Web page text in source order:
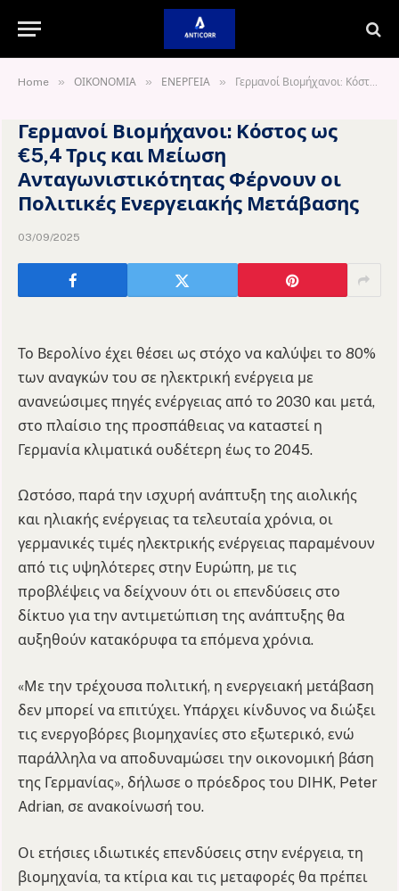
Home » ΟΙΚΟΝΟΜΙΑ » ΕΝΕΡΓΕΙΑ » Γερμανοί Βιομήχανοι: Κόστος ως €5,4 Τρις και Μείωση Ανταγωνιστικότητας Φέρνουν οι Πολιτικές Ενεργειακής Μετάβασης
Γερμανοί Βιομήχανοι: Κόστος ως
€5,4 Τρις και Μείωση
Ανταγωνιστικότητας Φέρνουν οι
Πολιτικές Ενεργειακής Μετάβασης
03/09/2025
Το Βερολίνο έχει θέσει ως στόχο να καλύψει το 80%
των αναγκών του σε ηλεκτρική ενέργεια με
ανανεώσιμες πηγές ενέργειας από το 2030 και μετά,
στο πλαίσιο της προσπάθειας να καταστεί η
Γερμανία κλιματικά ουδέτερη έως το 2045.
Ωστόσο, παρά την ισχυρή ανάπτυξη της αιολικής
και ηλιακής ενέργειας τα τελευταία χρόνια, οι
γερμανικές τιμές ηλεκτρικής ενέργειας παραμένουν
από τις υψηλότερες στην Ευρώπη, με τις
προβλέψεις να δείχνουν ότι οι επενδύσεις στο
δίκτυο για την αντιμετώπιση της ανάπτυξης θα
αυξηθούν κατακόρυφα τα επόμενα χρόνια.
«Με την τρέχουσα πολιτική, η ενεργειακή μετάβαση
δεν μπορεί να επιτύχει. Υπάρχει κίνδυνος να διώξει
τις ενεργοβόρες βιομηχανίες στο εξωτερικό, ενώ
παράλληλα να αποδυναμώσει την οικονομική βάση
της Γερμανίας», δήλωσε ο πρόεδρος του DIHK, Peter
Adrian, σε ανακοίνωσή του.
Οι ετήσιες ιδιωτικές επενδύσεις στην ενέργεια, τη
βιομηχανία, τα κτίρια και τις μεταφορές θα πρέπει